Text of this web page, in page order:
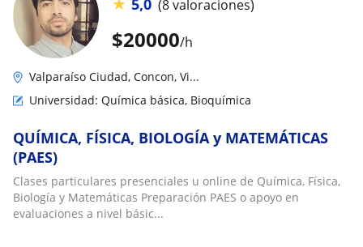
$20000/h
5,0 (8 valoraciones)
Valparaíso Ciudad, Concon, Vi...
Universidad: Química básica, Bioquímica
QUÍMICA, FÍSICA, BIOLOGÍA y MATEMÁTICAS
(PAES)
Clases particulares presenciales u online de Química, Física,
Biología y Matemáticas Preparación PAES o apoyo en
evaluaciones a nivel básic...